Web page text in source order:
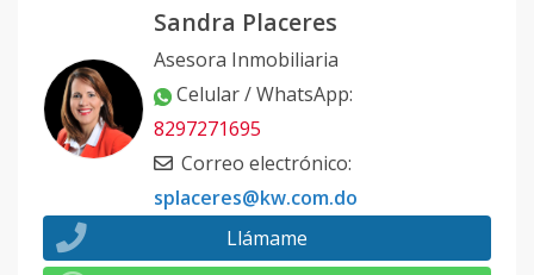
Sandra Placeres
Asesora Inmobiliaria
Celular / WhatsApp:
8297271695
Correo electrónico:
splaceres@kw.com.do
Llámame